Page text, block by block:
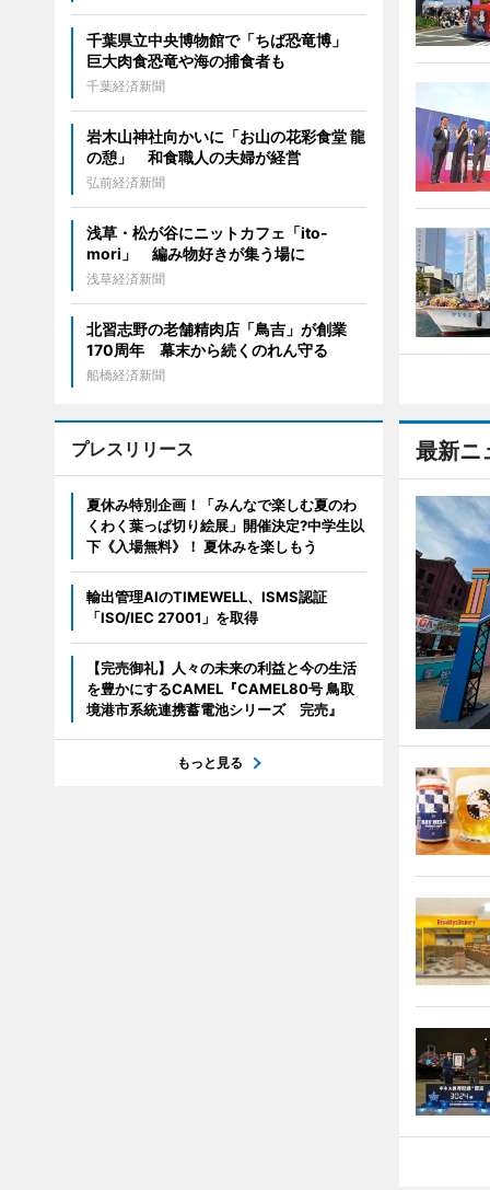
最新ニ
千葉県立中央博物館で「ちば恐竜博」
巨大肉食恐竜や海の捕食者も
千葉経済新聞
岩木山神社向かいに「お山の花彩食堂 龍
の憩」 和食職人の夫婦が経営
弘前経済新聞
浅草・松が谷にニットカフェ「ito-
mori」 編み物好きが集う場に
浅草経済新聞
北習志野の老舗精肉店「鳥吉」が創業
170周年 幕末から続くのれん守る
船橋経済新聞
プレスリリース
夏休み特別企画！「みんなで楽しむ夏のわ
くわく葉っぱ切り絵展」開催決定?中学生以
下《入場無料》！ 夏休みを楽しもう
輸出管理AIのTIMEWELL、ISMS認証
「ISO/IEC 27001」を取得
【完売御礼】人々の未来の利益と今の生活
を豊かにするCAMEL『CAMEL80号 鳥取
境港市系統連携蓄電池シリーズ 完売』
もっと見る